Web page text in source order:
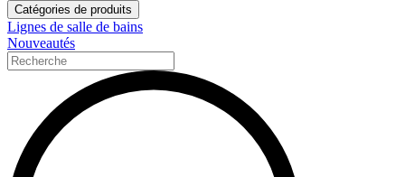
Catégories de produits
Lignes de salle de bains
Nouveautés